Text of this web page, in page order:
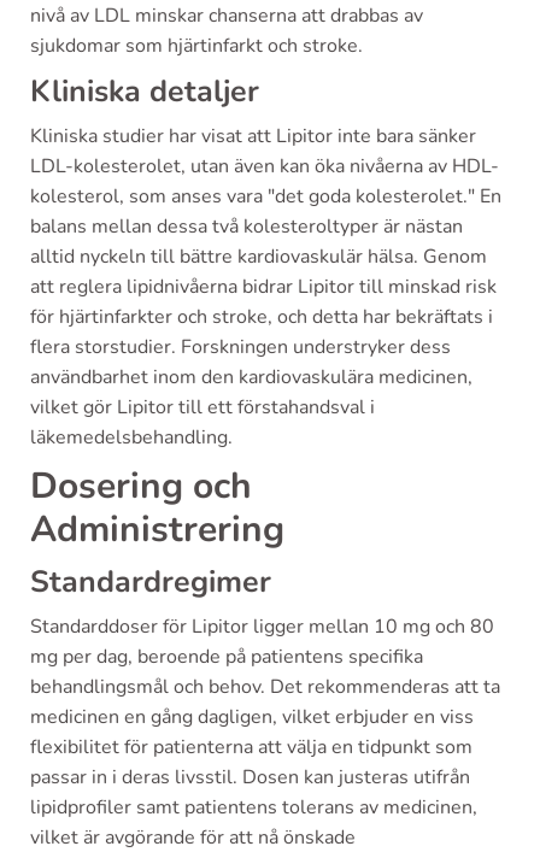
nivå av LDL minskar chanserna att drabbas av
sjukdomar som hjärtinfarkt och stroke.
Kliniska detaljer
Kliniska studier har visat att Lipitor inte bara sänker
LDL-kolesterolet, utan även kan öka nivåerna av HDL-
kolesterol, som anses vara "det goda kolesterolet." En
balans mellan dessa två kolesteroltyper är nästan
alltid nyckeln till bättre kardiovaskulär hälsa. Genom
att reglera lipidnivåerna bidrar Lipitor till minskad risk
för hjärtinfarkter och stroke, och detta har bekräftats i
flera storstudier. Forskningen understryker dess
användbarhet inom den kardiovaskulära medicinen,
vilket gör Lipitor till ett förstahandsval i
läkemedelsbehandling.
Dosering och
Administrering
Standardregimer
Standarddoser för Lipitor ligger mellan 10 mg och 80
mg per dag, beroende på patientens specifika
behandlingsmål och behov. Det rekommenderas att ta
medicinen en gång dagligen, vilket erbjuder en viss
flexibilitet för patienterna att välja en tidpunkt som
passar in i deras livsstil. Dosen kan justeras utifrån
lipidprofiler samt patientens tolerans av medicinen,
vilket är avgörande för att nå önskade